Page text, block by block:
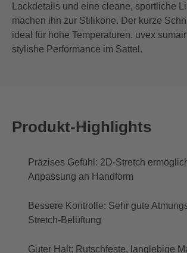
Lackdetails und eine cleane, sportliche
machen ihn zur Stilikone. Der kurze
ideal für hohe Temperaturen. uvex
stylishe Performance im Sattel.
Produkt-Highlights
Präzises Gefühl: 2D-Stretch
Anpassung an Handform
Bessere Kontrolle: Sehr gute
Stretch-Belüftung
Guter Halt: Rutschfeste, langlebige